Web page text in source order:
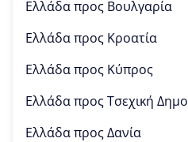
Ελλάδα προς Βουλγαρία
Ελλάδα προς Κροατία
Ελλάδα προς Κύπρος
Ελλάδα προςΤσεχική
Ελλάδα προςΔανία